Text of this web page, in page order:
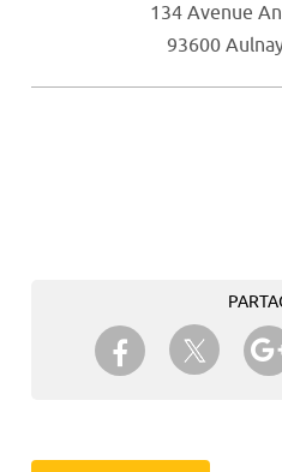
134 Avenue
93600
Partager sur